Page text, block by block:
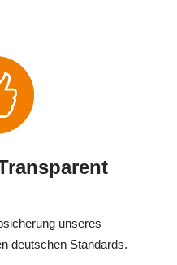
unseres
deutschen Standards.